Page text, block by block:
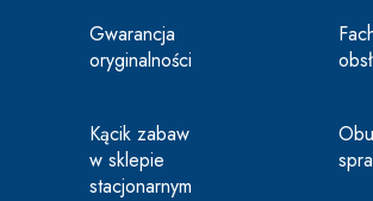
Gwarancja
oryginalności
Kącik zabaw
w sklepie
stacjonarnym